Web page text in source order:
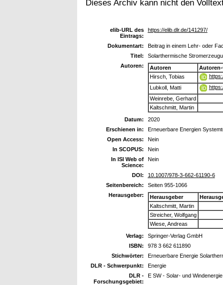
Dieses Archiv kann nicht den
elib-URL des
Eintrags:
https://elib.dlr.de/141297/
Dokumentart:
Beitrag in einem Lehr- oder
Titel:
Solarthermische
Autoren:
Autoren
Autoren-
Hirsch, Tobias
Lubkoll, Matti
Weinrebe, Gerhard
Kaltschmitt, Martin
Datum:
2020
Erschienen in:
Erneuerbare Energien
Open Access:
Nein
In SCOPUS:
Nein
In ISI Web of
Science:
Nein
DOI:
10.1007/978-3-662-61190-6
Seitenbereich:
Seiten 955-1066
Herausgeber:
Herausgeber
Kaltschmitt, Martin
Streicher, Wolfgang
Wiese, Andreas
Verlag:
Springer-Verlag GmbH
ISBN:
978 3 662 611890
Stichwörter:
Erneuerbare Energie
DLR - Schwerpunkt:
Energie
DLR -
Forschungsgebiet:
E SW - Solar- und Windenergie